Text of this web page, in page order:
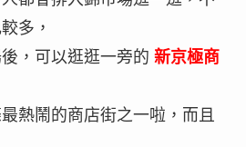
多，
，可以逛逛一旁的 新京極商
熱鬧的商店街之一啦，而且